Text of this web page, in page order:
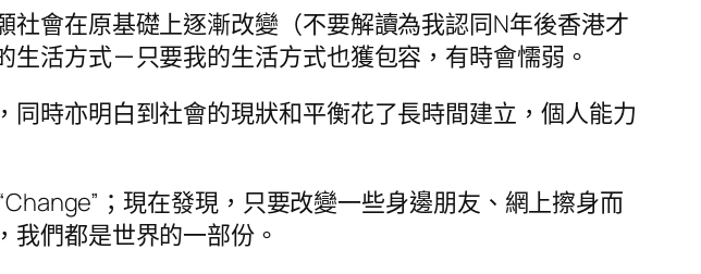
會在原基礎上逐漸改變（不要解讀為我認同N年後香港才
活方式－只要我的生活方式也獲包容，有時會懦弱。
時亦明白到社會的現狀和平衡花了長時間建立，個人能力
；現在發現，只要改變一些身邊朋友、網上擦身而
們都是世界的一部份。